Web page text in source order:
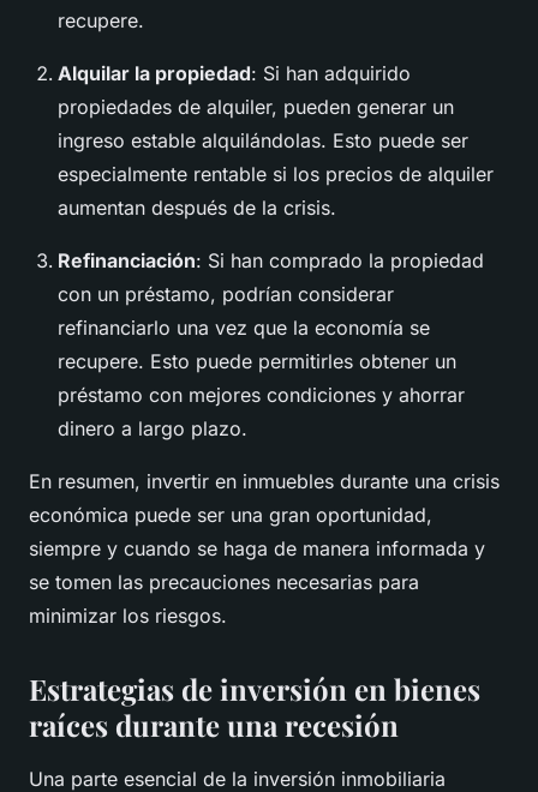
recupere.
Alquilar la propiedad: Si han adquirido
propiedades de alquiler, pueden generar un
ingreso estable alquilándolas. Esto puede ser
especialmente rentable si los precios de alquiler
aumentan después de la crisis.
Refinanciación: Si han comprado la propiedad
con un préstamo, podrían considerar
refinanciarlo una vez que la economía se
recupere. Esto puede permitirles obtener un
préstamo con mejores condiciones y ahorrar
dinero a largo plazo.
En resumen, invertir en inmuebles durante una crisis
económica puede ser una gran oportunidad,
siempre y cuando se haga de manera informada y
se tomen las precauciones necesarias para
minimizar los riesgos.
Estrategias de inversión en bienes
raíces durante una recesión
Una parte esencial de la inversión inmobiliaria